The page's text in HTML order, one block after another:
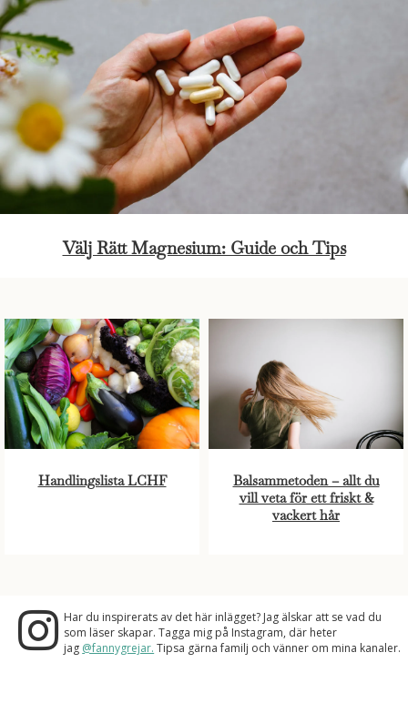
Välj Rätt Magnesium: Guide och Tips
Handlingslista LCHF
Balsammetoden – allt du
vill veta för ett friskt &
vackert hår
Har du inspirerats av det här inlägget? Jag älskar att se vad du
som läser skapar. Tagga mig på Instagram, där heter
jag @fannygrejar. Tipsa gärna familj och vänner om mina kanaler.